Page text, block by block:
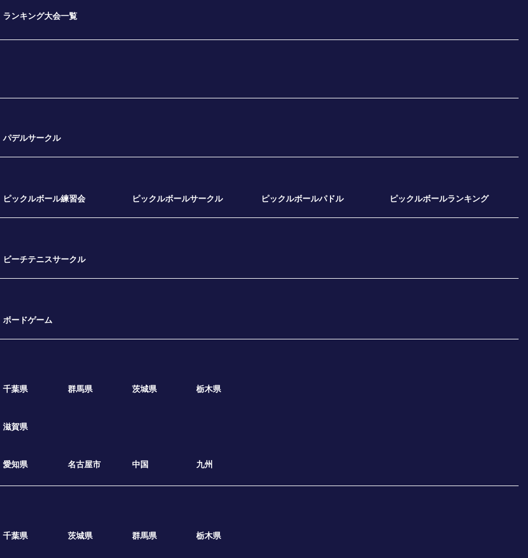
ランキング大会一覧
パデルサークル
ピックルボール練習会 ピックルボールサークル ピックルボールパドル ピックルボールランキング
ビーチテニスサークル
ボードゲーム
千葉県 群馬県 茨城県 栃木県
滋賀県
愛知県 名古屋市 中国 九州
千葉県 茨城県 群馬県 栃木県